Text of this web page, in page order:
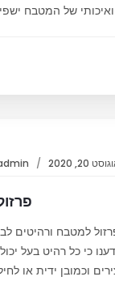
ואיכותי של המטבח
20, 2020
למטבח ורהיטים
כי כל רהיט בעל
וכמובן ידית או